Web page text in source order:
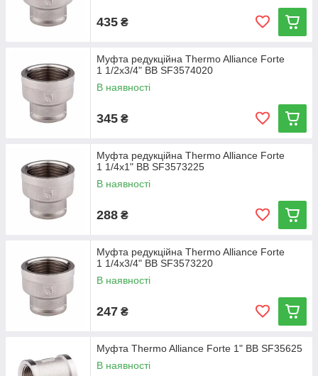
435 ₴
Муфта редукційна Thermo Alliance Forte
1 1/2х3/4" ВВ SF3574020
В наявності
345 ₴
Муфта редукційна Thermo Alliance Forte
1 1/4х1" ВВ SF3573225
В наявності
288 ₴
Муфта редукційна Thermo Alliance Forte
1 1/4х3/4" ВВ SF3573220
В наявності
247 ₴
Муфта Thermo Alliance Forte 1" ВВ SF35625
В наявності